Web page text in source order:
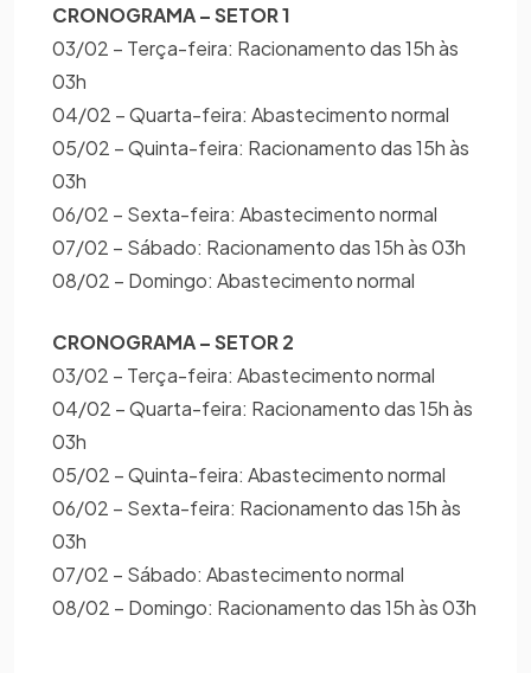
CRONOGRAMA – SETOR 1
03/02 – Terça-feira: Racionamento das 15h às
03h
04/02 – Quarta-feira: Abastecimento normal
05/02 – Quinta-feira: Racionamento das 15h às
03h
06/02 – Sexta-feira: Abastecimento normal
07/02 – Sábado: Racionamento das 15h às 03h
08/02 – Domingo: Abastecimento normal
CRONOGRAMA – SETOR 2
03/02 – Terça-feira: Abastecimento normal
04/02 – Quarta-feira: Racionamento das 15h às
03h
05/02 – Quinta-feira: Abastecimento normal
06/02 – Sexta-feira: Racionamento das 15h às
03h
07/02 – Sábado: Abastecimento normal
08/02 – Domingo: Racionamento das 15h às 03h